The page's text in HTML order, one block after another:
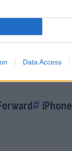
Data Access
iPhone